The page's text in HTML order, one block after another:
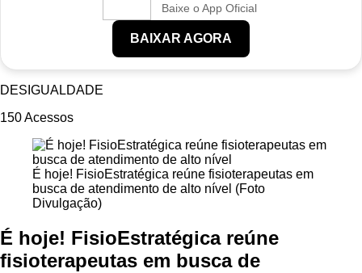
Baixe o App Oficial
BAIXAR AGORA
DESIGUALDADE
150Acessos
É hoje! FisioEstratégica reúne fisioterapeutas em
busca de atendimento de alto nível (Foto
Divulgação)
É hoje! FisioEstratégica reúne
fisioterapeutas em busca de